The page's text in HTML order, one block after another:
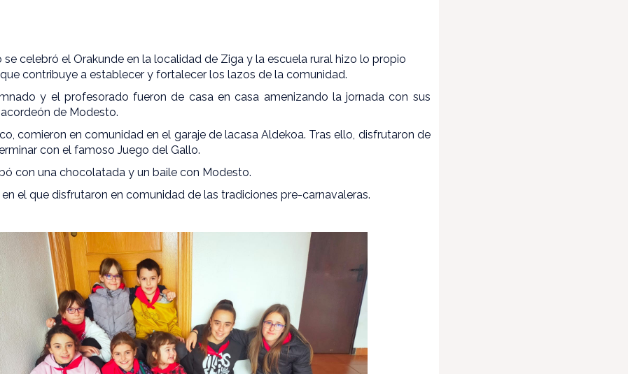
se celebró el Orakunde en la localidad de Ziga y la escuela rural hizo lo propio
contribuye a establecer y fortalecer los lazos de la comunidad.
y el profesorado fueron de casa en casa amenizando la jornada con sus
de Modesto.
comieron en comunidad en el garaje de lacasa Aldekoa. Tras ello, disfrutaron de
con el famoso Juego del Gallo.
con una chocolatada y un baile con Modesto.
el que disfrutaron en comunidad de las tradiciones pre-carnavaleras.